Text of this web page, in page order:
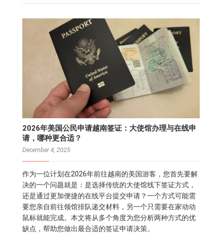
2026年美国公民申请越南签证：大使馆办理与在线申
请，哪种更合适？
December 4, 2025
作为一位计划在2026年前往越南的美国游客，您首先要解
决的一个问题就是：是选择传统的大使馆线下签证方式，
还是通过更加便捷的在线平台提交申请？一个方式可能需
要您亲自前往领馆排队递交材料，另一个只需要在家动动
鼠标就能完成。本文将从多个角度为您分析两种方式的优
缺点，帮助您做出最合适的签证申请决策。